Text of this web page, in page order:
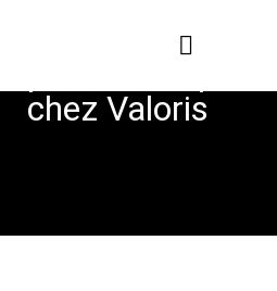
Changement de
chez Valoris